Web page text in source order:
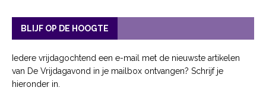
BLIJF OP DE HOOGTE
Iedere vrijdagochtend een e-mail met de nieuwste artikelen
van De Vrijdagavond in je mailbox ontvangen? Schrijf je
hieronder in.